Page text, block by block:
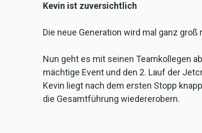
Kevin ist zuversichtlich
Die neue Generation wird mal ganz
Nun geht es mit seinen Teamkollegen
mächtige Event und den 2. Lauf der
Kevin liegt nach dem ersten Stopp
die Gesamtführung wiedererobern.